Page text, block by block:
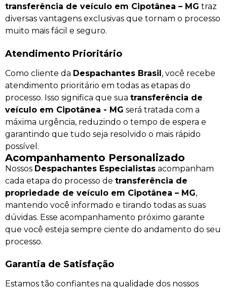
transferência de veículo em Cipotânea – MG traz
diversas vantagens exclusivas que tornam o processo
muito mais fácil e seguro.
Atendimento Prioritário
Como cliente da Despachantes Brasil, você recebe
atendimento prioritário em todas as etapas do
processo. Isso significa que sua transferência de
veículo em Cipotânea - MG será tratada com a
máxima urgência, reduzindo o tempo de espera e
garantindo que tudo seja resolvido o mais rápido
possível.
Acompanhamento Personalizado
Nossos Despachantes Especialistas acompanham
cada etapa do processo de transferência de
propriedade de veículo em Cipotânea – MG,
mantendo você informado e tirando todas as suas
dúvidas. Esse acompanhamento próximo garante
que você esteja sempre ciente do andamento do seu
processo.
Garantia de Satisfação
Estamos tão confiantes na qualidade dos nossos